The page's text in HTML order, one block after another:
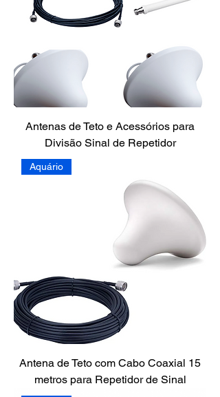
Antenas de Teto e Acessórios para
Divisão Sinal de Repetidor
Aquário
Antena de Teto com Cabo Coaxial 15
metros para Repetidor de Sinal